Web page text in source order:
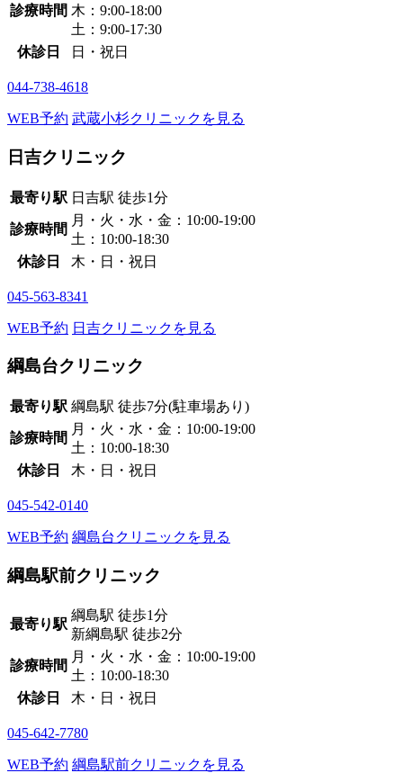
診療時間 木：9:00-18:00
土：9:00-17:30
休診日
日・祝日
044-738-4618
WEB予約 武蔵小杉クリニックを見る
日吉クリニック
最寄り駅 日吉駅 徒歩1分
診療時間
月・火・水・金：10:00-19:00
土：10:00-18:30
休診日
木・日・祝日
045-563-8341
WEB予約 日吉クリニックを見る
綱島台クリニック
最寄り駅 綱島駅 徒歩7分(駐車場あり)
診療時間
月・火・水・金：10:00-19:00
土：10:00-18:30
休診日
木・日・祝日
045-542-0140
WEB予約 綱島台クリニックを見る
綱島駅前クリニック
最寄り駅
綱島駅 徒歩1分
新綱島駅 徒歩2分
診療時間
月・火・水・金：10:00-19:00
土：10:00-18:30
休診日
木・日・祝日
045-642-7780
WEB予約 綱島駅前クリニックを見る